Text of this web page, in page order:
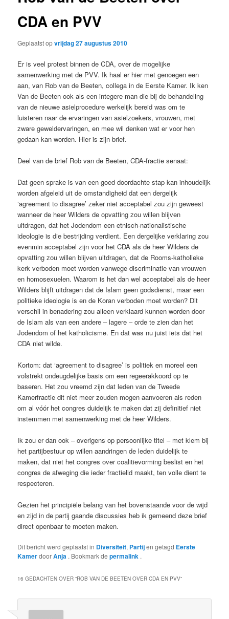
CDA en PVV
Geplaatst opvrijdag 27 augustus 2010
Er is veel protest binnen de CDA, over de mogelijke
samenwerking met de PVV. Ik haal er hier met genoegen een
aan, van Rob van de Beeten, collega in de Eerste Kamer. Ik ken
Van de Beeten ook als een integere man die bij de behandeling
van de nieuwe asielprocedure werkelijk bereid was om te
luisteren naar de ervaringen van asielzoekers, vrouwen, met
zware geweldervaringen, en mee wil denken wat er voor hen
gedaan kan worden. Hier is zijn brief.
Deel van de brief Rob van de Beeten, CDA-fractie senaat:
Dat geen sprake is van een goed doordachte stap kan inhoudelijk
worden afgeleid uit de omstandigheid dat een dergelijk
‘agreement to disagree’ zeker niet acceptabel zou zijn geweest
wanneer de heer Wilders de opvatting zou willen blijven
uitdragen, dat het Jodendom een etnisch-nationalistische
ideologie is die bestrijding verdient. Een dergelijke verklaring zou
evenmin acceptabel zijn voor het CDA als de heer Wilders de
opvatting zou willen blijven uitdragen, dat de Rooms-katholieke
kerk verboden moet worden vanwege discriminatie van vrouwen
en homosexuelen. Waarom is het dan wel acceptabel als de heer
Wilders blijft uitdragen dat de Islam geen godsdienst, maar een
politieke ideologie is en de Koran verboden moet worden? Dit
verschil in benadering zou alleen verklaard kunnen worden door
de Islam als van een andere – lagere – orde te zien dan het
Jodendom of het katholicisme. En dat was nu juist iets dat het
CDA niet wilde.
Kortom: dat ‘agreement to disagree’ is politiek en moreel een
volstrekt ondeugdelijke basis om een regeerakkoord op te
baseren. Het zou vreemd zijn dat leden van de Tweede
Kamerfractie dit niet meer zouden mogen aanvoeren als reden
om al vóór het congres duidelijk te maken dat zij definitief niet
instemmen met samenwerking met de heer Wilders.
Ik zou er dan ook – overigens op persoonlijke titel – met klem bij
het partijbestuur op willen aandringen de leden duidelijk te
maken, dat niet het congres over coalitievorming beslist en het
congres de afweging die ieder fractielid maakt, ten volle dient te
respecteren.
Gezien het principiële belang van het bovenstaande voor de wijd
en zijd in de partij gaande discussies heb ik gemeend deze brief
direct openbaar te moeten maken.
Dit bericht werd geplaatst in Diversiteit, Partijen getagd Eerste
KamerdoorAnja . Bookmark depermalink .
16 GEDACHTEN OVER “ROB VAN DE BEETEN OVER CDA EN PVV”